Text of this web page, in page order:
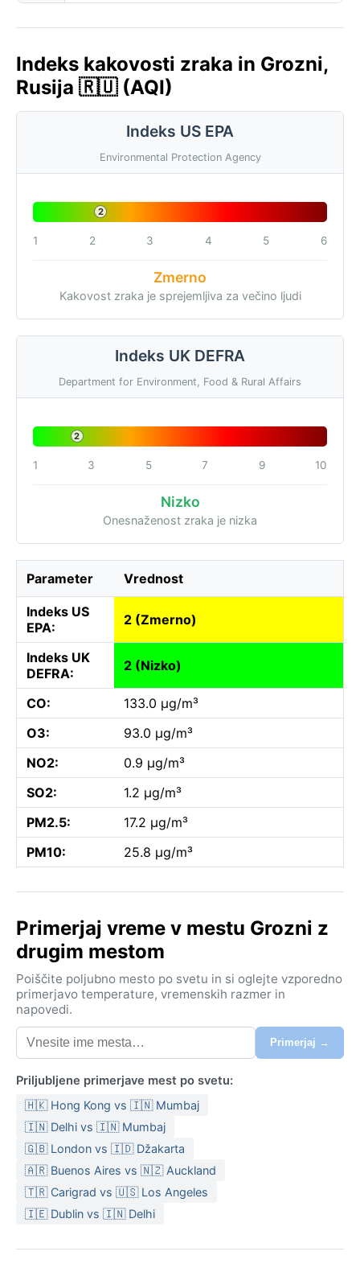
Indeks kakovosti zraka in Grozni,
Rusija 🇷🇺 (AQI)
Indeks US EPA
Environmental Protection Agency
2
1 2 3 4 5 6
Zmerno
Kakovost zraka je sprejemljiva za večino ljudi
Indeks UK DEFRA
Department for Environment, Food & Rural Affairs
2
1 3 5 7 9 10
Nizko
Onesnaženost zraka je nizka
Parameter Vrednost
Indeks US
EPA:
2 (Zmerno)
Indeks UK
DEFRA:
2 (Nizko)
CO:
133.0 µg/m³
O3:
93.0 µg/m³
NO2:
0.9 µg/m³
SO2:
1.2 µg/m³
PM2.5:
17.2 µg/m³
PM10:
25.8 µg/m³
Primerjaj vreme v mestu Grozni z
drugim mestom
Poiščite poljubno mesto po svetu in si oglejte vzporedno
primerjavo temperature, vremenskih razmer in
napovedi.
Primerjaj →
Priljubljene primerjave mest po svetu:
🇭🇰 Hong Kong vs 🇮🇳 Mumbaj
🇮🇳 Delhi vs 🇮🇳 Mumbaj
🇬🇧 London vs 🇮🇩 Džakarta
🇦🇷 Buenos Aires vs 🇳🇿 Auckland
🇹🇷 Carigrad vs 🇺🇸 Los Angeles
🇮🇪 Dublin vs 🇮🇳 Delhi